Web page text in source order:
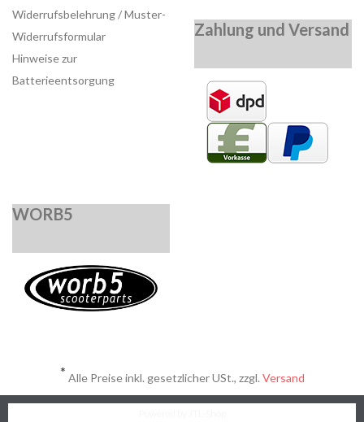
Widerrufsbelehrung / Muster-
Widerrufsformular
Hinweise zur
Batterieentsorgung
Zahlung und Versand
WORB5
* Alle Preise inkl. gesetzlicher USt., zzgl. Versand